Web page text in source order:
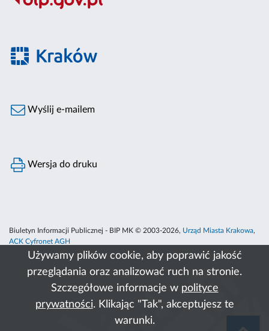
Używamy plików cookie, aby poprawić jakość
przeglądania oraz analizować ruch na stronie.
Szczegółowe informacje w polityce
prywatności. Klikając "Tak", akceptujesz te
warunki.
Wyślij e-mailem
Wersja do druku
Biuletyn Informacji Publicznej - BIP MK © 2003-2026, Urząd Miasta Krakowa,
ACK Cyfronet AGH